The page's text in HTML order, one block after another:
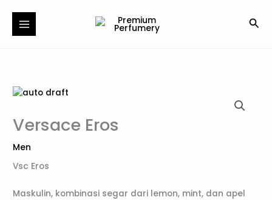
content
Versace Eros
Men
Vsc Eros
Maskulin, kombinasi segar dari lemon, mint, dan apel